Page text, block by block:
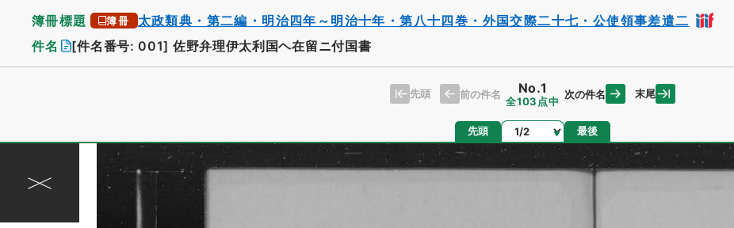
簿冊標題 簿冊 太政類典・第二編・明治四年～明治十年・第八十四巻・外国交際二十七・公使領事差遣二
件名 [件名番号: 001] 佐野弁理伊太利国ヘ在留ニ付国書
先頭 前の件名 No.1
全103点中
次の件名 末尾
先頭 ページ 最後